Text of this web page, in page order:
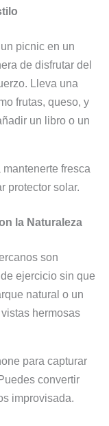
picnic en un
de disfrutar del
Lleva una
frutas, queso, y
un libro o un
fresca
protector solar.
la Naturaleza
son
ejercicio sin que
natural o un
hermosas
para capturar
convertir
improvisada.